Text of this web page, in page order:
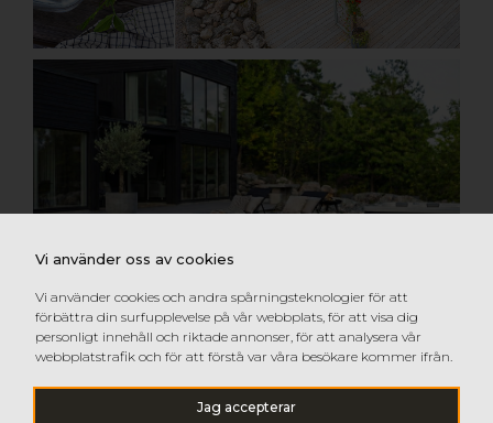
Vi använder oss av cookies
Vi använder cookies och andra spårningsteknologier för att
förbättra din surfupplevelse på vår webbplats, för att visa dig
personligt innehåll och riktade annonser, för att analysera vår
webbplatstrafik och för att förstå var våra besökare kommer ifrån.
Jag accepterar